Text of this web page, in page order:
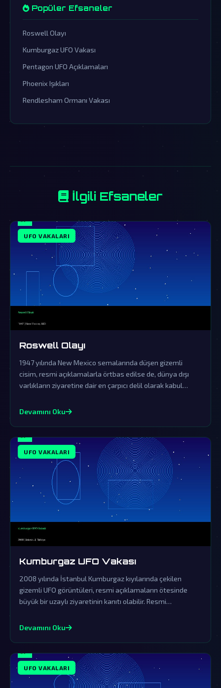
Popüler Efsaneler
Roswell Olayı
Kumburgaz UFO Vakası
Pentagon UFO Açıklamaları
Phoenix Işıkları
Rendlesham Ormanı Vakası
İlgili Efsaneler
UFO VAKALARI
Roswell Olayı
1947 yılında New Mexico semalarında düşen gizemli
cisim, resmi açıklamalarla örtbas edilse de, dünya dışı
varlıkların ziyaretine dair en çarpıcı delil olarak kabul
Devamını Oku
UFO VAKALARI
Kumburgaz UFO Vakası
2008 yılında İstanbul Kumburgaz kıyılarında çekilen
gizemli UFO görüntüleri, resmi açıklamaların ötesinde
büyük bir uzaylı ziyaretinin kanıtı olabilir. Resmi
dünya dışı varlıkların varlığını sorgulatmaktadır.
Devamını Oku
UFO VAKALARI